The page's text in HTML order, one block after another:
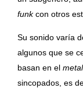
funkcon otros
Su sonido varía
algunos que se
basan en el metal
sincopados, es